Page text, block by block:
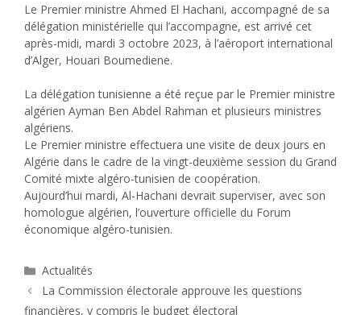
Le Premier ministre Ahmed El Hachani, accompagné de sa
délégation ministérielle qui l’accompagne, est arrivé cet
après-midi, mardi 3 octobre 2023, à l’aéroport international
d’Alger, Houari Boumediene.
La délégation tunisienne a été reçue par le Premier ministre
algérien Ayman Ben Abdel Rahman et plusieurs ministres
algériens.
Le Premier ministre effectuera une visite de deux jours en
Algérie dans le cadre de la vingt-deuxième session du Grand
Comité mixte algéro-tunisien de coopération.
Aujourd’hui mardi, Al-Hachani devrait superviser, avec son
homologue algérien, l’ouverture officielle du Forum
économique algéro-tunisien.
Catégories
Actualités
La Commission électorale approuve les questions
financières, y compris le budget électoral